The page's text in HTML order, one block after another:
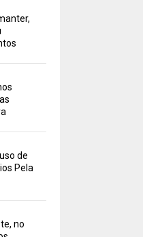
de
Pela
no